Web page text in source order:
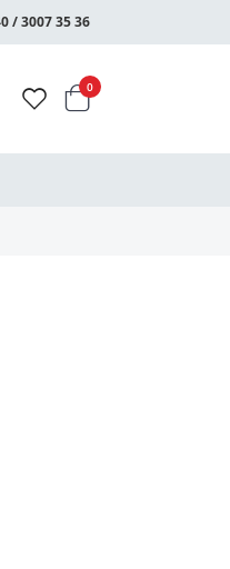
/ 3007 35 36
Warenkorb
0Artikel